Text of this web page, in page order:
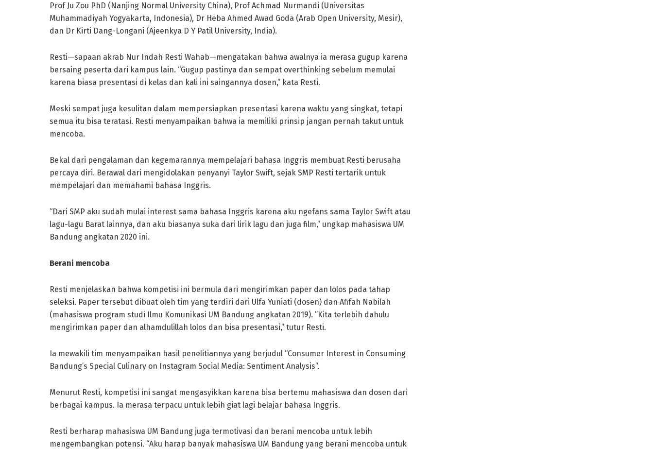
Prof Ju Zou PhD (Nanjing Normal University China), Prof Achmad Nurmandi (Universitas
Muhammadiyah Yogyakarta, Indonesia), Dr Heba Ahmed Awad Goda (Arab Open University, Mesir),
dan Dr Kirti Dang-Longani (Ajeenkya D Y Patil University, India).
Resti—sapaan akrab Nur Indah Resti Wahab—mengatakan bahwa awalnya ia merasa gugup karena
bersaing peserta dari kampus lain. “Gugup pastinya dan sempat overthinking sebelum memulai
karena biasa presentasi di kelas dan kali ini saingannya dosen,” kata Resti.
Meski sempat juga kesulitan dalam mempersiapkan presentasi karena waktu yang singkat, tetapi
semua itu bisa teratasi. Resti menyampaikan bahwa ia memiliki prinsip jangan pernah takut untuk
mencoba.
Bekal dari pengalaman dan kegemarannya mempelajari bahasa Inggris membuat Resti berusaha
percaya diri. Berawal dari mengidolakan penyanyi Taylor Swift, sejak SMP Resti tertarik untuk
mempelajari dan memahami bahasa Inggris.
“Dari SMP aku sudah mulai interest sama bahasa Inggris karena aku ngefans sama Taylor Swift atau
lagu-lagu Barat lainnya, dan aku biasanya suka dari lirik lagu dan juga film,” ungkap mahasiswa UM
Bandung angkatan 2020 ini.
Berani mencoba
Resti menjelaskan bahwa kompetisi ini bermula dari mengirimkan paper dan lolos pada tahap
seleksi. Paper tersebut dibuat oleh tim yang terdiri dari Ulfa Yuniati (dosen) dan Afifah Nabilah
(mahasiswa program studi Ilmu Komunikasi UM Bandung angkatan 2019). ”Kita terlebih dahulu
mengirimkan paper dan alhamdulillah lolos dan bisa presentasi,” tutur Resti.
Ia mewakili tim menyampaikan hasil penelitiannya yang berjudul “Consumer Interest in Consuming
Bandung’s Special Culinary on Instagram Social Media: Sentiment Analysis”.
Menurut Resti, kompetisi ini sangat mengasyikkan karena bisa bertemu mahasiswa dan dosen dari
berbagai kampus. Ia merasa terpacu untuk lebih giat lagi belajar bahasa Inggris.
Resti berharap mahasiswa UM Bandung juga termotivasi dan berani mencoba untuk lebih
mengembangkan potensi. “Aku harap banyak mahasiswa UM Bandung yang berani mencoba untuk